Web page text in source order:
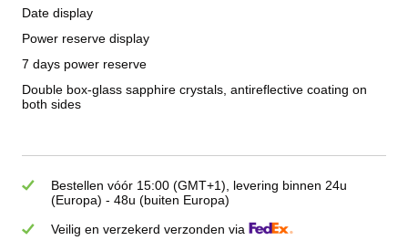
Date display
Power reserve display
7 days power reserve
Double box-glass sapphire crystals, antireflective coating on
both sides
Bestellen vóór 15:00 (GMT+1), levering binnen 24u
(Europa) - 48u (buiten Europa)
Veilig en verzekerd verzonden via